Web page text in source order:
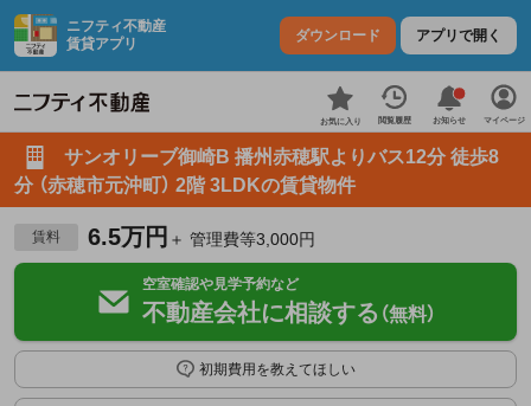
ニフティ不動産
賃貸アプリ
ダウンロード アプリで開く
お気に入り 閲覧履歴 お知らせ マイページ
サンオリーブ御崎B 播州赤穂駅よりバス12分 徒歩8
分 （赤穂市元沖町） 2階 3LDKの賃貸物件
賃料 6.5万円 ＋ 管理費等3,000円
空室確認や見学予約など
不動産会社に相談する （無料）
初期費用を教えてほしい